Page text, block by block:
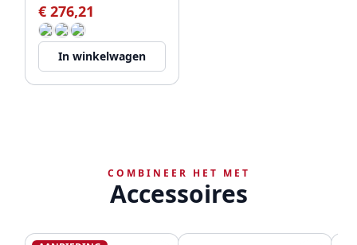
€ 276,21
In winkelwagen
COMBINEER HET MET
Accessoires